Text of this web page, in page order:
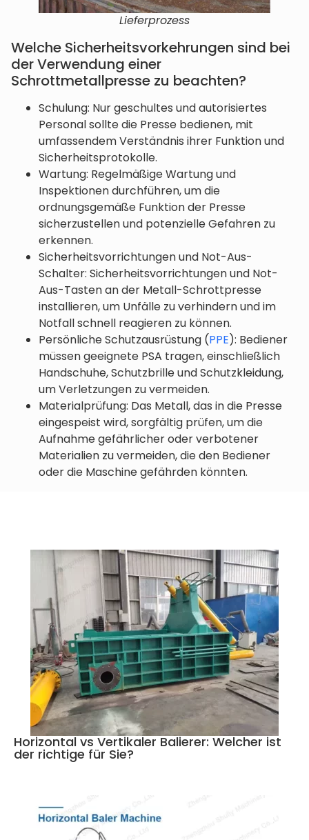
Lieferprozess
Welche Sicherheitsvorkehrungen sind bei
der Verwendung einer
Schrottmetallpresse zu beachten?
Schulung: Nur geschultes und autorisiertes
Personal sollte die Presse bedienen, mit
umfassendem Verständnis ihrer Funktion und
Sicherheitsprotokolle.
Wartung: Regelmäßige Wartung und
Inspektionen durchführen, um die
ordnungsgemäße Funktion der Presse
sicherzustellen und potenzielle Gefahren zu
erkennen.
Sicherheitsvorrichtungen und Not-Aus-
Schalter: Sicherheitsvorrichtungen und Not-
Aus-Tasten an der Metall-Schrottpresse
installieren, um Unfälle zu verhindern und im
Notfall schnell reagieren zu können.
Persönliche Schutzausrüstung (PPE): Bediener
müssen geeignete PSA tragen, einschließlich
Handschuhe, Schutzbrille und Schutzkleidung,
um Verletzungen zu vermeiden.
Materialprüfung: Das Metall, das in die Presse
eingespeist wird, sorgfältig prüfen, um die
Aufnahme gefährlicher oder verbotener
Materialien zu vermeiden, die den Bediener
oder die Maschine gefährden könnten.
Horizontal vs Vertikaler Balierer: Welcher ist
der richtige für Sie?